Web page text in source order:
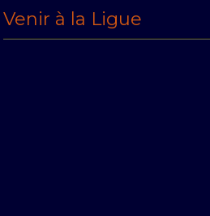
Venir à la Ligue